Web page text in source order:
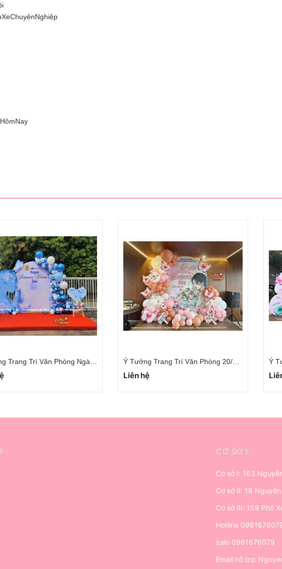
Trang Trí 8/3 Văn Phòng Xu Hướng Trang Trí Ngày Quốc Tế Phụ Nữ
Liên hệ
Xu
CƠ SỞ I:
Cơ sở I: 163
Cơ sở II: 18
Cơ sở III: 159 Phố
Hotline
zalo 0961676079
Email hỗ trợ: